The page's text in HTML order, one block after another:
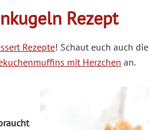
Rezept
Rezepte! Schaut euch auch die
mit Herzchen an.